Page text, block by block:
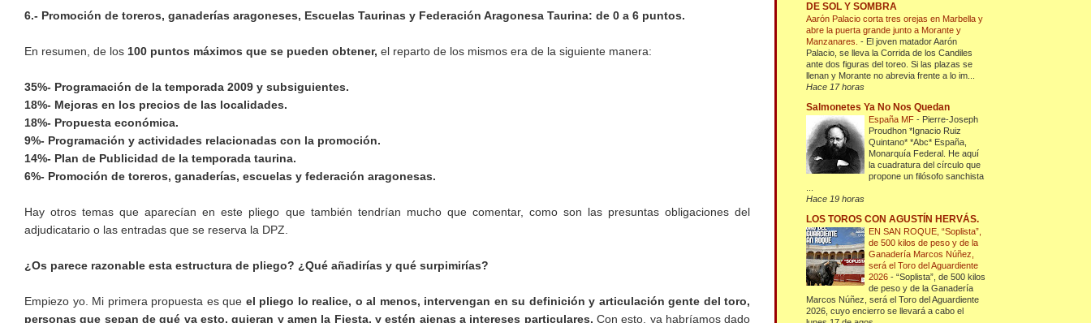
6.- Promoción de toreros, ganaderías aragoneses, Escuelas Taurinas y Federación Aragonesa Taurina: de 0 a 6 puntos.
En resumen, de los 100 puntos máximos que se pueden obtener, el reparto de los mismos era de la siguiente manera:
35%- Programación de la temporada 2009 y subsiguientes.
18%- Mejoras en los precios de las localidades.
18%- Propuesta económica.
9%- Programación y actividades relacionadas con la promoción.
14%- Plan de Publicidad de la temporada taurina.
6%- Promoción de toreros, ganaderías, escuelas y federación aragonesas.
Hay otros temas que aparecían en este pliego que también tendrían mucho que comentar, como son las presuntas obligaciones del
adjudicatario o las entradas que se reserva la DPZ.
¿Os parece razonable esta estructura de pliego? ¿Qué añadirías y qué surpimirías?
Empiezo yo. Mi primera propuesta es que el pliego lo realice, o al menos, intervengan en su definición y articulación gente del toro,
personas que sepan de qué va esto, quieran y amen la Fiesta, y estén ajenas a intereses particulares. Con esto, ya habríamos dado
DE SOL Y SOMBRA
Aarón Palacio corta tres orejas en Marbella y
abre la puerta grande junto a Morante y
Manzanares.- El joven matador Aarón
Palacio, se lleva la Corrida de los Candiles
ante dos figuras del toreo. Si las plazas se
llenan y Morante no abrevia frente a lo im...
Hace 17 horas
Salmonetes Ya No Nos Quedan
España MF- Pierre-Joseph
Proudhon *Ignacio Ruiz
Quintano* *Abc* España,
Monarquía Federal. He aquí
la cuadratura del círculo que
propone un filósofo sanchista
Hace 19 horas
LOS TOROS CON AGUSTÍN HERVÁS.
EN SAN ROQUE, “Soplista”,
de 500 kilos de peso y de la
Ganadería Marcos Núñez,
será el Toro del Aguardiente
2026-“Soplista”, de 500 kilos
de peso y de la Ganadería
Marcos Núñez, será el Toro del Aguardiente
2026, cuyo encierro se llevará a cabo el